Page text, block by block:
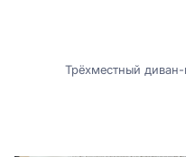
Трёхместный